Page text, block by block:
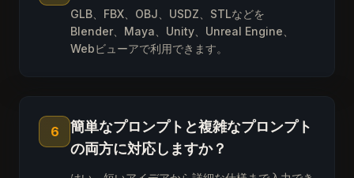
GLB、FBX、OBJ、USDZ、STLなどを
Blender、Maya、Unity、Unreal Engine、
Webビューアで利用できます。
6
簡単なプロンプトと複雑なプロンプト
の両方に対応しますか？